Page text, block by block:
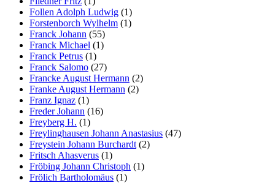
Follen Adolph Ludwig (1)
Forstenborch Wylhelm (1)
Franck Johann (55)
Franck Michael (1)
Franck Petrus (1)
Franck Salomo (27)
Francke August Hermann (2)
Franke August Hermann (2)
Franz Ignaz (1)
Freder Johann (16)
Freyberg H. (1)
Freylinghausen Johann Anastasius (47)
Freystein Johann Burchardt (2)
Fritsch Ahasverus (1)
Fröbing Johann Christoph (1)
Frölich Bartholomäus (1)